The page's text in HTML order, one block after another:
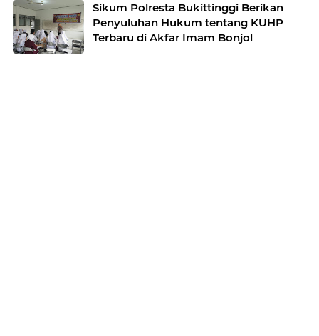
Sikum Polresta Bukittinggi Berikan
Penyuluhan Hukum tentang KUHP
Terbaru di Akfar Imam Bonjol